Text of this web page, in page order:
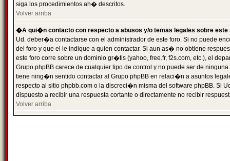
siga los procedimientos ah� descritos.
Volver arriba
�A qui�n contacto con respecto a abusos y/o temas legales sobre este
Ud. deber�a contactarse con el administrador de este foro. Si no puede
del foro y que el le indique a quien contactar. Si aun as� no obtiene
este foro corre sobre un dominio gr�tis (yahoo, free.fr, f2s.com, etc.), el
Grupo phpBB carece de cualquier tipo de control y no puede ser de
tiene ning�n sentido contactar al Grupo phpBB en relaci�n a asuntos
respecto al sitio phpbb.com o la discreci�n misma del software phpBB. Si
dispuesto a recibir una respuesta cortante o directamente no recibir
Volver arriba